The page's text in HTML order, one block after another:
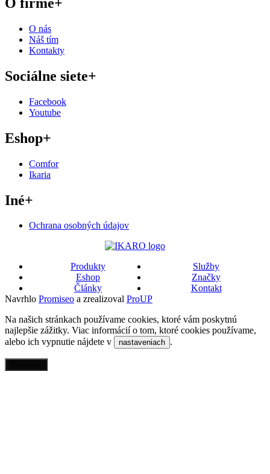
O nás
Náš tím
Kontakty
Sociálne siete+
Facebook
Youtube
Eshop+
Comfor
Ikaria
Iné+
Ochrana osobných údajov
Produkty
Služby
Eshop
Značky
Články
Kontakt
Navrhlo Promiseo a zrealizoval ProUP
Na našich stránkach používame cookies, ktoré vám poskytnú
najlepšie zážitky. Viac informácií o tom, ktoré cookies používame,
alebo ich vypnutie nájdete v
nastaveniach .